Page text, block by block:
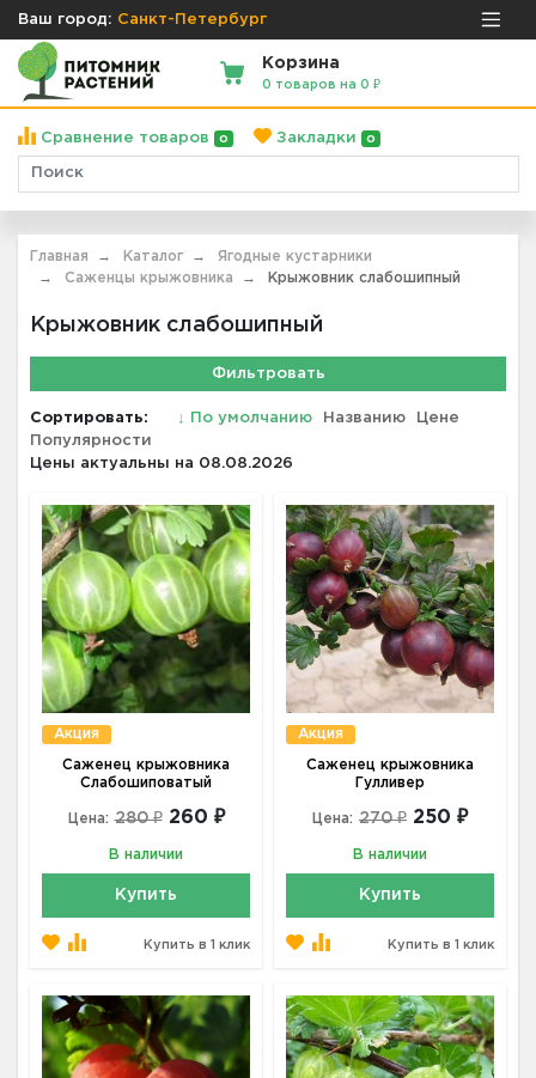
Ваш город: Санкт-Петербург
Корзина
0 товаров на 0 ₽
Сравнение товаров 0 Закладки 0
Главная Каталог
Ягодные кустарники
Саженцы крыжовника
Крыжовник слабошипный
Крыжовник слабошипный
Фильтровать
Сортировать: ↓ По умолчанию Названию
Цене
Популярности
Цены актуальны на 08.08.2026
Акция
Саженец крыжовника
Слабошиповатый
Цена: 280 ₽ 260 ₽
В наличии
Купить
Купить в 1 клик
Акция
Саженец крыжовника
Гулливер
Цена: 270 ₽ 250 ₽
В наличии
Купить
Купить в 1 клик